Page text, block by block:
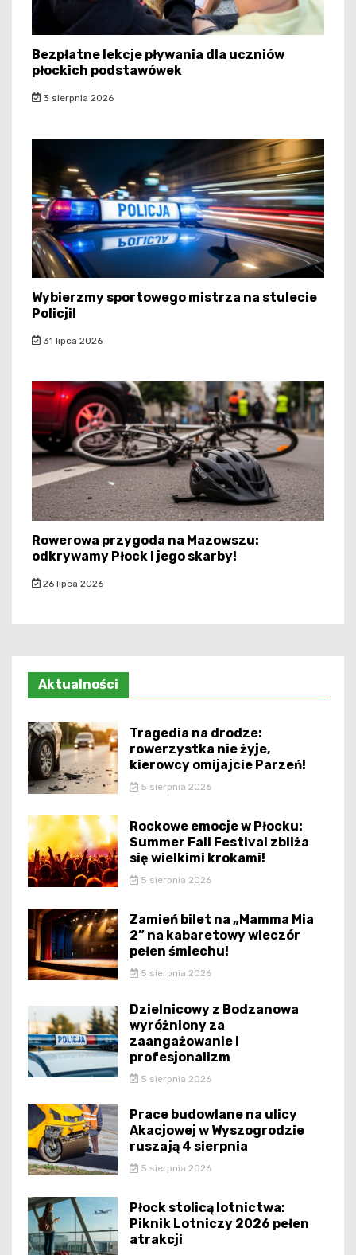
Bezpłatne lekcje pływania dla uczniów
płockich podstawówek
3 sierpnia 2026
Wybierzmy sportowego mistrza na stulecie
Policji!
31 lipca 2026
Rowerowa przygoda na Mazowszu:
odkrywamy Płock i jego skarby!
26 lipca 2026
Aktualności
Tragedia na drodze:
rowerzystka nie żyje,
kierowcy omijajcie Parzeń!
5 sierpnia 2026
Rockowe emocje w Płocku:
Summer Fall Festival zbliża
się wielkimi krokami!
5 sierpnia 2026
Zamień bilet na „Mamma Mia
2” na kabaretowy wieczór
pełen śmiechu!
5 sierpnia 2026
Dzielnicowy z Bodzanowa
wyróżniony za
zaangażowanie i
profesjonalizm
5 sierpnia 2026
Prace budowlane na ulicy
Akacjowej w Wyszogrodzie
ruszają 4 sierpnia
5 sierpnia 2026
Płock stolicą lotnictwa:
Piknik Lotniczy 2026 pełen
atrakcji